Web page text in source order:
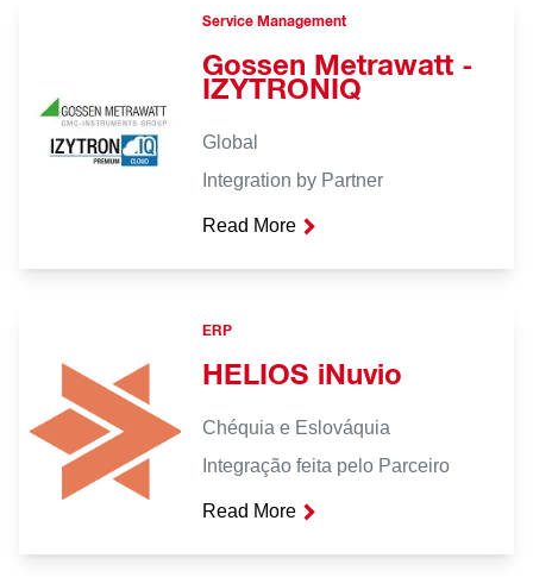
Service Management
Gossen Metrawatt -
IZYTRONIQ
Global
Integration by Partner
Read More
ERP
HELIOS iNuvio
Chéquia e Eslováquia
Integração feita pelo Parceiro
Read More